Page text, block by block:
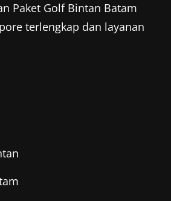
Paket Golf Bintan Batam
terlengkap dan layanan